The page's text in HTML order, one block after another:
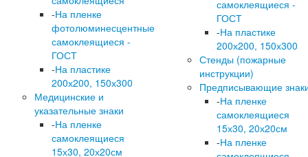
-На пленке
фотолюминесцентные
самоклеящиеся -
ГОСТ
-На пластике
200х200, 150х300
Медицинские и
указательные знаки
-На пленке
самоклеящиеся
15х30, 20х20см
самоклеящиеся -
ГОСТ
-На пластике
200х200, 150х300
Стенды (пожарные
инструкции)
Предписывающие
-На пленке
самоклеящиеся
15х30, 20х20см
-На пленке